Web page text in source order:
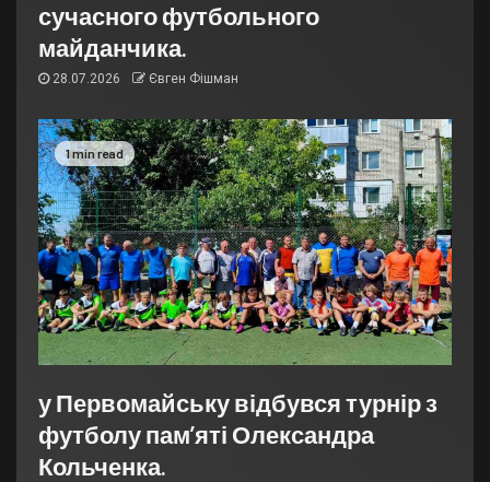
сучасного футбольного
майданчика.
28.07.2026 Євген Фішман
1 min read
у Первомайську відбувся турнір з
футболу пам’яті Олександра
Кольченка.